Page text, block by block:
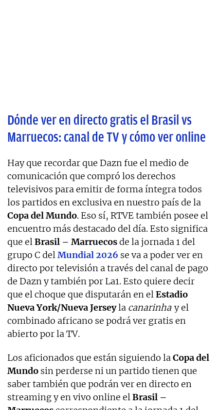
Dónde ver en directo gratis el Brasil vs
Marruecos: canal de TV y cómo ver online
Hay que recordar que Dazn fue el medio de
comunicación que compró los derechos
televisivos para emitir de forma íntegra todos
los partidos en exclusiva en nuestro país de la
Copa del Mundo. Eso sí, RTVE también posee el
encuentro más destacado del día. Esto significa
que elBrasil – Marruecosde la jornada 1 del
grupo C delMundial 2026 se va a poder ver en
directo por televisión a través del canal de pago
de Dazn y también por La1. Esto quiere decir
que el choque que disputarán en elEstadio
Nueva York/Nueva Jerseyla canarinha y el
combinado africano se podrá ver gratis en
abierto por la TV.
Los aficionados que están siguiendo laCopa del
Mundo sin perderse ni un partido tienen que
saber también que podrán ver en directo en
streaming y en vivo online elBrasil –